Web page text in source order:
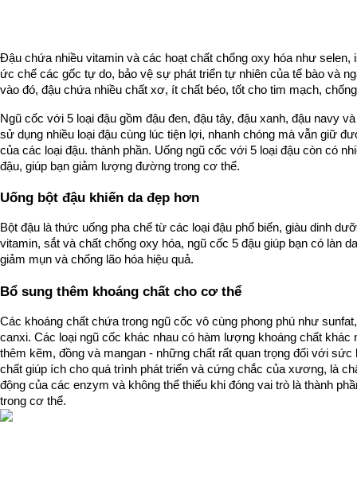
Đậu chứa nhiều vitamin và các hoạt chất chống oxy hóa như
ức chế các gốc tự do, bảo vệ sự phát triển tự nhiên của tế bào và
vào đó, đậu chứa nhiều chất xơ, ít chất béo, tốt cho tim mạch,
Ngũ cốc với 5 loại đậu gồm đậu đen, đậu tây, đậu xanh, đậu navy
sử dụng nhiều loại đậu cùng lúc tiện lợi, nhanh chóng mà vẫn giữ
của các loại đậu. thành phần. Uống ngũ cốc với 5 loại đậu còn có
đậu, giúp bạn giảm lượng đường trong cơ thể.
Uống bột đậu khiến da đẹp hơn
Bột đậu là thức uống pha chế từ các loại đậu phổ biến, giàu dinh
vitamin, sắt và chất chống oxy hóa, ngũ cốc 5 đậu giúp bạn có làn
giảm mụn và chống lão hóa hiệu quả.
Bổ sung thêm khoáng chất cho cơ thể
Các khoáng chất chứa trong ngũ cốc vô cùng phong phú như
canxi. Các loại ngũ cốc khác nhau có hàm lượng khoáng chất khác
thêm kẽm, đồng và mangan - những chất rất quan trọng đối với
chất giúp ích cho quá trình phát triển và cứng chắc của xương, là
động của các enzym và không thể thiếu khi đóng vai trò là thành
trong cơ thể.